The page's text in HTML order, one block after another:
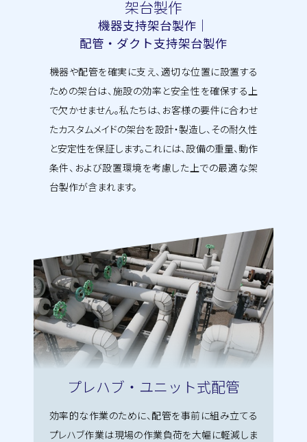
架台製作
機器支持架台製作｜
配管・ダクト支持架台製作
機器や配管を確実に支え、適切な位置に設置する
ための架台は、施設の効率と安全性を確保する上
で欠かせません。私たちは、お客様の要件に合わせ
たカスタムメイドの架台を設計・製造し、その耐久性
と安定性を保証します。これには、設備の重量、動作
条件、および設置環境を考慮した上での最適な架
台製作が含まれます。
プレハブ・ユニット式配管
効率的な作業のために、配管を事前に組み立てる
プレハブ作業は現場の作業負荷を大幅に軽減しま